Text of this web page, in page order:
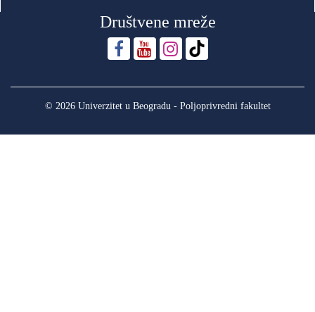
Društvene mreže
© 2026 Univerzitet u Beogradu - Poljoprivredni fakultet